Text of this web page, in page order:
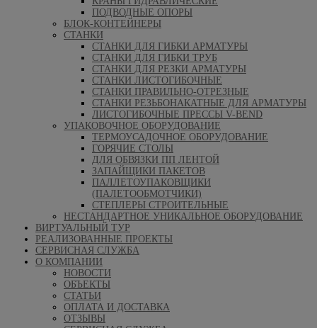
ПОДВОДНЫЕ ОПОРЫ
БЛОК-КОНТЕЙНЕРЫ
СТАНКИ
СТАНКИ ДЛЯ ГИБКИ АРМАТУРЫ
СТАНКИ ДЛЯ ГИБКИ ТРУБ
СТАНКИ ДЛЯ РЕЗКИ АРМАТУРЫ
СТАНКИ ЛИСТОГИБОЧНЫЕ
СТАНКИ ПРАВИЛЬНО-ОТРЕЗНЫЕ
СТАНКИ РЕЗЬБОНАКАТНЫЕ ДЛЯ АРМАТУРЫ
ЛИСТОГИБОЧНЫЕ ПРЕССЫ V-BEND
УПАКОВОЧНОЕ ОБОРУДОВАНИЕ
ТЕРМОУСАДОЧНОЕ ОБОРУДОВАНИЕ
ГОРЯЧИЕ СТОЛЫ
ДЛЯ ОБВЯЗКИ ПП ЛЕНТОЙ
ЗАПАЙЩИКИ ПАКЕТОВ
ПАЛЛЕТОУПАКОВЩИКИ
(ПАЛЕТООБМОТЧИКИ)
СТЕПЛЕРЫ СТРОИТЕЛЬНЫЕ
НЕСТАНДАРТНОЕ УНИКАЛЬНОЕ ОБОРУДОВАНИЕ
ВИРТУАЛЬНЫЙ ТУР
РЕАЛИЗОВАННЫЕ ПРОЕКТЫ
СЕРВИСНАЯ СЛУЖБА
О КОМПАНИИ
НОВОСТИ
ОБЪЕКТЫ
СТАТЬИ
ОПЛАТА И ДОСТАВКА
ОТЗЫВЫ